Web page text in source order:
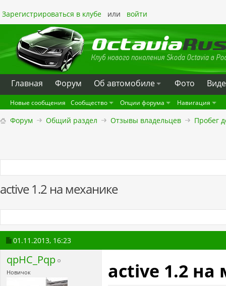
Зарегистрироваться в клубе или войти
Главная Форум Oб автомобиле Фото
Новые сообщения Сообщество Опции форума Навигация
Форум Общий раздел Отзывы владельцев Пробег
active 1.2 на механике
01.11.2013, 16:23
qpHC_Pqp
Новичок
active 1.2 на